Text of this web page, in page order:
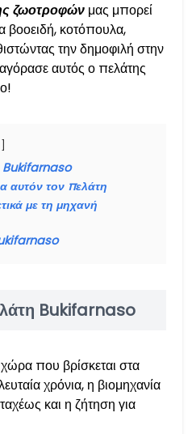
ζωοτροφών μας μπορεί
βοοειδή, κοτόπουλα,
την δημοφιλή στην
αυτός ο πελάτης
Bukifarnaso
αυτόν τον πελάτη
με τη μηχανή
Bukifarnaso
που βρίσκεται στα
χρόνια, η βιομηχανία
και η ζήτηση για